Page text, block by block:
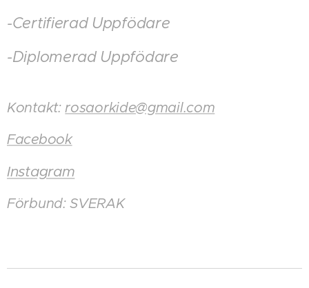
-Certifierad Uppfödare
-Diplomerad Uppfödare
Kontakt:rosaorkide@gmail.com
Facebook
Instagram
Förbund: SVERAK